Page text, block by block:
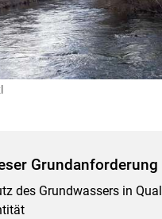
Grundanforderung
des Grundwassers in